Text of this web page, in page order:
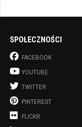
SPOŁECZNOŚCI
FACEBOOK
YOUTUBE
TWITTER
PINTEREST
FLICKR